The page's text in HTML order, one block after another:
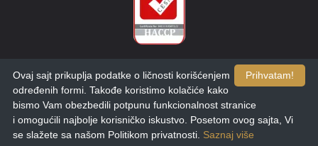
Filteri Sortiraj
Copyright © 2025. Calix. Dizajn i razvoj:etikDigital.
Prihvatam!
Ovaj sajt prikuplja podatke o ličnosti korišćenjem
određenih formi. Takođe koristimo kolačiće kako
bismo Vam obezbedili potpunu funkcionalnost stranice
i omogućili najbolje korisničko iskustvo. Posetom ovog sajta, Vi
se slažete sa našom Politikom privatnosti. Saznaj više